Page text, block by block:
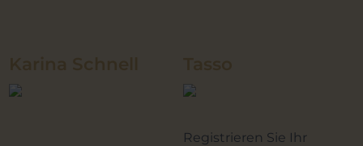
Registrieren Sie Ihr